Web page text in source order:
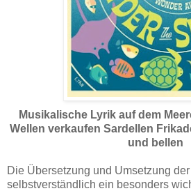
Musikalische Lyrik auf dem
Wellen verkaufen Sardellen
und bellen
Die Übersetzung und Umsetzung
selbstverständlich ein besonders